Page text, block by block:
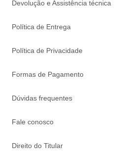
Devolução e Assistência técnica
Política de Entrega
Política de Privacidade
Formas de Pagamento
Dúvidas frequentes
Fale conosco
Direito do Titular